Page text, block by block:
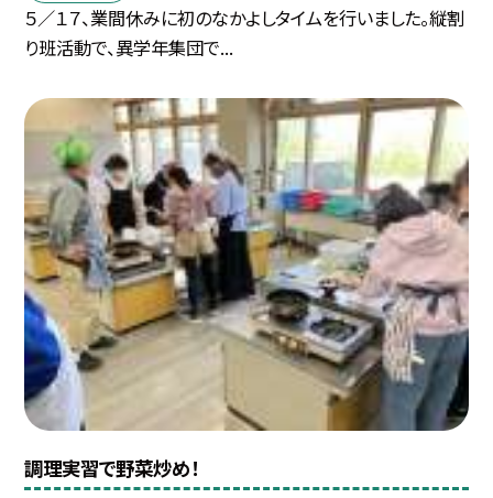
５／１７、業間休みに初のなかよしタイムを行いました。縦割
り班活動で、異学年集団で...
調理実習で野菜炒め！